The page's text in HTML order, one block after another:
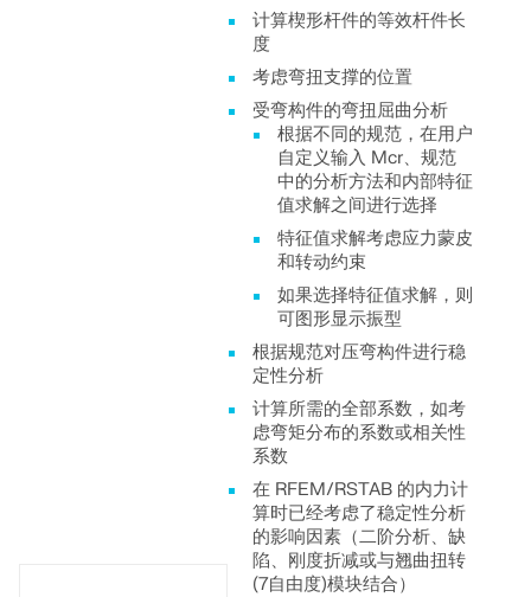
计算楔形杆件的等效杆件长
度
考虑弯扭支撑的位置
受弯构件的弯扭屈曲分析
根据不同的规范，在用户
自定义输入 Mcr、规范
中的分析方法和内部特征
值求解之间进行选择
特征值求解考虑应力蒙皮
和转动约束
如果选择特征值求解，则
可图形显示振型
根据规范对压弯构件进行稳
定性分析
计算所需的全部系数，如考
虑弯矩分布的系数或相关性
系数
在 RFEM/RSTAB 的内力计
算时已经考虑了稳定性分析
的影响因素（二阶分析、缺
陷、刚度折减或与翘曲扭转
(7自由度)模块结合）